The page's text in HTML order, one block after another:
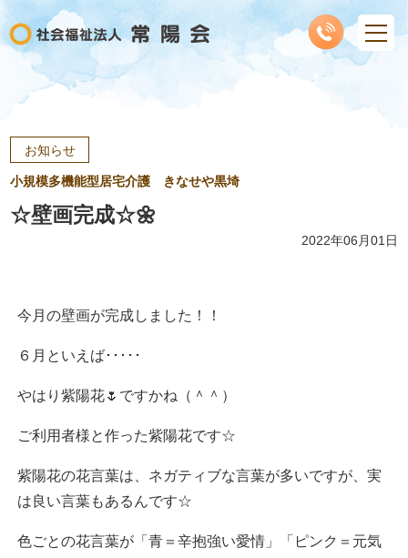
お知らせ
小規模多機能型居宅介護 きなせや黒埼
☆壁画完成☆🌼
2022年06月01日
今月の壁画が完成しました！！
６月といえば･････
やはり紫陽花🌷ですかね（＾＾）
ご利用者様と作った紫陽花です☆
紫陽花の花言葉は、ネガティブな言葉が多いですが、実
は良い言葉もあるんです☆
色ごとの花言葉が「青＝辛抱強い愛情」「ピンク＝元気